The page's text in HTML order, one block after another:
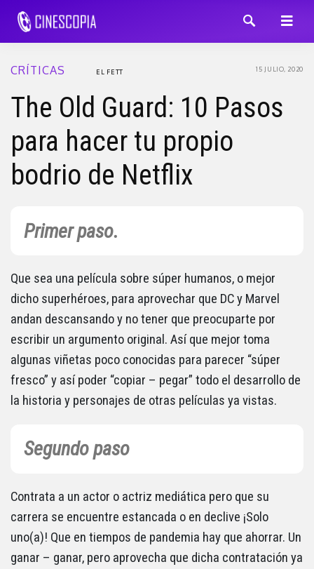
CRÍTICAS 15 JULIO, 2020
EL FETT
The Old Guard: 10 Pasos
para hacer tu propio
bodrio de Netflix
Primer paso.
Que sea una película sobre súper humanos, o mejor
dicho superhéroes, para aprovechar que DC y Marvel
andan descansando y no tener que preocuparte por
escribir un argumento original. Así que mejor toma
algunas viñetas poco conocidas para parecer “súper
fresco” y así poder “copiar – pegar” todo el desarrollo de
la historia y personajes de otras películas ya vistas.
Segundo paso
Contrata a un actor o actriz mediática pero que su
carrera se encuentre estancada o en declive ¡Solo
uno(a)! Que en tiempos de pandemia hay que ahorrar. Un
ganar – ganar, pero aprovecha que dicha contratación ya